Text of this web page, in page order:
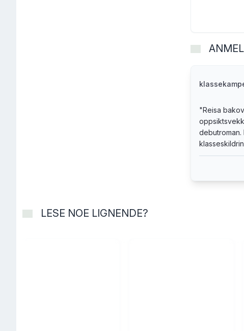
ekteskap,
"Reisa
debutroman.
LESE NOE LIGNENDE?